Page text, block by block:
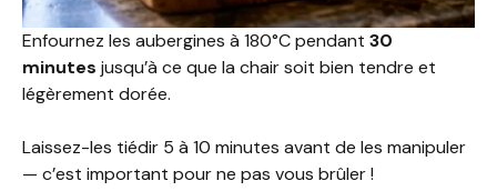
Enfournez les aubergines à 180°C pendant 30
minutes jusqu’à ce que la chair soit bien tendre et
légèrement dorée.
Laissez-les tiédir 5 à 10 minutes avant de les manipuler
— c’est important pour ne pas vous brûler !